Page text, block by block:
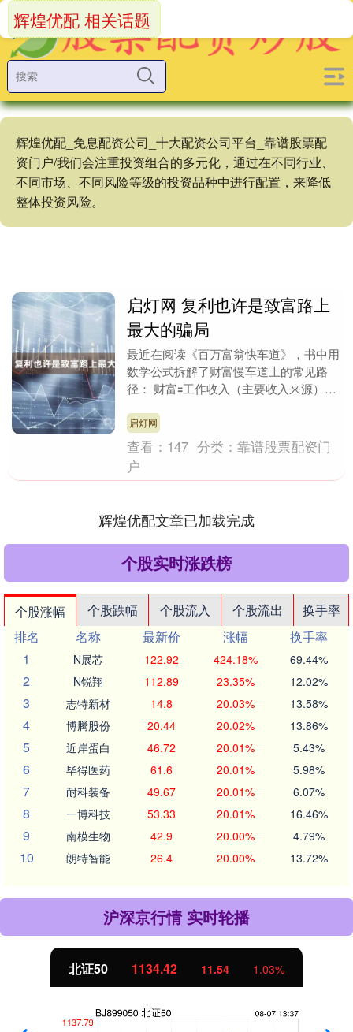
辉煌优配_免息配资公司_十大配资公司平台_靠谱股票配
资门户/我们会注重投资组合的多元化，通过在不同行业、
不同市场、不同风险等级的投资品种中进行配置，来降低
整体投资风险。
辉煌优配 相关话题
启灯网 复利也许是致富路上
最大的骗局
最近在阅读《百万富翁快车道》，书中用
数学公式拆解了财富慢车道上的常见路
径： 财富🟰工作收入（主要收入来源）➕
工作收入和市场投....
启灯网
查看： 147 分类：靠谱股票配资门
户
辉煌优配文章已加载完成
个股实时涨跌榜
个股涨幅 个股跌幅 个股流入 个股流出
换手率
排名
名称 最新价 涨幅
换手率
1
N展芯 122.92 424.18% 69.44%
2 N锐翔 112.89 23.35% 12.02%
3 志特新材 14.8 20.03% 13.58%
4 博腾股份 20.44 20.02% 13.86%
5 近岸蛋白 46.72 20.01% 5.43%
6 毕得医药 61.6 20.01% 5.98%
7 耐科装备 49.67 20.01% 6.07%
8 一博科技 53.33 20.01% 16.46%
9 南模生物 42.9 20.00% 4.79%
10 朗特智能 26.4 20.00% 13.72%
沪深京行情 实时轮播
北证50 1134.42 11.54 1.03%